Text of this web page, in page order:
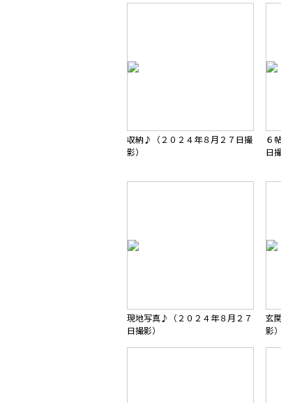
収納♪（２０２４年８月２７日撮
影）
６
日
現地写真♪（２０２４年８月２７
日撮影）
玄
影）